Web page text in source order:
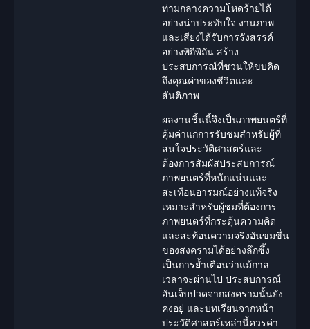
ท่ามกลางความโหดร้ายได้
อย่างน่าประทับใจ งานภาพ
และเสียงได้รับการรังสรรค์
อย่างพิถีพิถัน สร้าง
ประสบการณ์ที่ชวนให้ขบคิด
ถึงคุณค่าของชีวิตและ
สันติภาพ
ผลงานชิ้นนี้จึงเป็นภาพยนตร์ที่
คุ้มค่าแก่การรับชมสำหรับผู้ที่
สนใจประวัติศาสตร์และ
ต้องการสัมผัสประสบการณ์
ภาพยนตร์ที่หนักแน่นและ
สะเทือนอารมณ์อย่างแท้จริง
เหมาะสำหรับผู้ชมที่ต้องการ
ภาพยนตร์ที่กระตุ้นความคิด
และสะท้อนความจริงอันขมขื่น
ของสงครามได้อย่างลึกซึ้ง
เป็นการย้ำเตือนว่าแม้กาล
เวลาจะผ่านไป ประสบการณ์
อันเจ็บปวดจากสงครามนั้นยัง
คงอยู่ และบทเรียนจากหน้า
ประวัติศาสตร์เหล่านี้ควรค่า